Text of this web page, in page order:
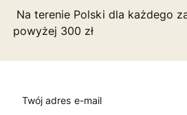
Na terenie Polski dla każdego
powyżej 300 zł
Twój adres e-mail